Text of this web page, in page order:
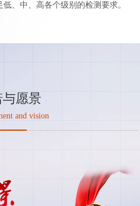
、中、高各个级别的检测要求。
愿景
and vision